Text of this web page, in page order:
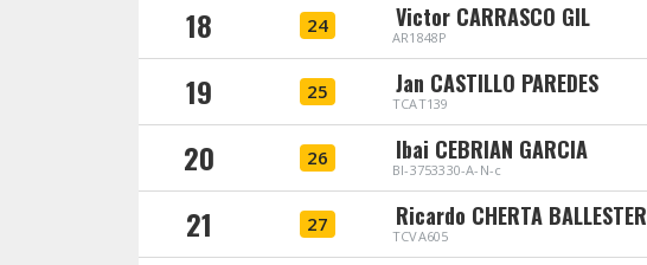
18 24 Victor CARRASCO GIL
AR1848P
19 25 Jan CASTILLO PAREDES
TCAT139
20 26 Ibai CEBRIAN GARCIA
BI-3753330-A-N-c
21 27 Ricardo CHERTA BALLESTER
TCVA605